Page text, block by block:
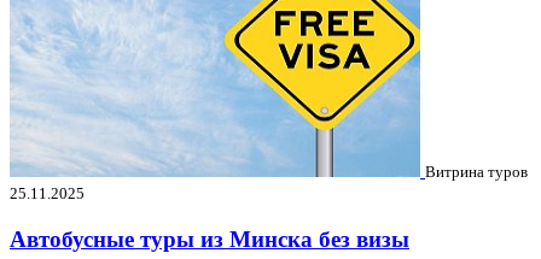
Витрина туров
25.11.2025
Автобусные туры из Минска без визы